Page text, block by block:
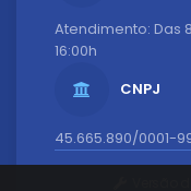
Atendimento: Das
16:00h
CNPJ
45.665.890/0001-